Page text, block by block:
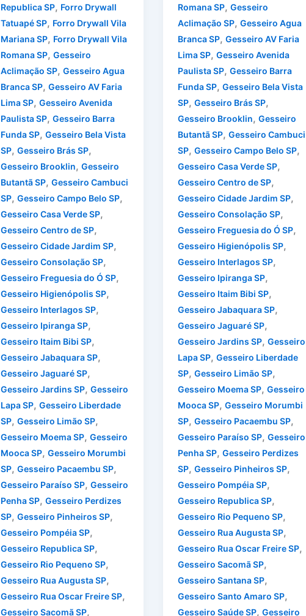
Republica SP, Forro Drywall
Tatuapé SP, Forro Drywall Vila
Mariana SP, Forro Drywall Vila
Romana SP, Gesseiro
Aclimação SP, Gesseiro Agua
Branca SP, Gesseiro AV Faria
Lima SP, Gesseiro Avenida
Paulista SP, Gesseiro Barra
Funda SP, Gesseiro Bela Vista
SP, Gesseiro Brás SP,
Gesseiro Brooklin, Gesseiro
Butantã SP, Gesseiro Cambuci
SP, Gesseiro Campo Belo SP,
Gesseiro Casa Verde SP,
Gesseiro Centro de SP,
Gesseiro Cidade Jardim SP,
Gesseiro Consolação SP,
Gesseiro Freguesia do Ó SP,
Gesseiro Higienópolis SP,
Gesseiro Interlagos SP,
Gesseiro Ipiranga SP,
Gesseiro Itaim Bibi SP,
Gesseiro Jabaquara SP,
Gesseiro Jaguaré SP,
Gesseiro Jardins SP, Gesseiro
Lapa SP, Gesseiro Liberdade
SP, Gesseiro Limão SP,
Gesseiro Moema SP, Gesseiro
Mooca SP, Gesseiro Morumbi
SP, Gesseiro Pacaembu SP,
Gesseiro Paraíso SP, Gesseiro
Penha SP, Gesseiro Perdizes
SP, Gesseiro Pinheiros SP,
Gesseiro Pompéia SP,
Gesseiro Republica SP,
Gesseiro Rio Pequeno SP,
Gesseiro Rua Augusta SP,
Gesseiro Rua Oscar Freire SP,
Gesseiro Sacomã SP,
Romana SP,Gesseiro
Aclimação SP,Gesseiro Agua
Branca SP,Gesseiro AV Faria
Lima SP,Gesseiro Avenida
Paulista SP,Gesseiro Barra
Funda SP,Gesseiro Bela Vista
SP,Gesseiro Brás SP,
Gesseiro Brooklin,Gesseiro
Butantã SP,Gesseiro Cambuci
SP,Gesseiro Campo Belo SP,
Gesseiro Casa Verde SP,
Gesseiro Centro de SP,
Gesseiro Cidade Jardim SP,
Gesseiro Consolação SP,
Gesseiro Freguesia do Ó SP,
Gesseiro Higienópolis SP,
Gesseiro Interlagos SP,
Gesseiro Ipiranga SP,
Gesseiro Itaim Bibi SP,
Gesseiro Jabaquara SP,
Gesseiro Jaguaré SP,
Gesseiro Jardins SP,Gesseiro
Lapa SP,Gesseiro Liberdade
SP,Gesseiro Limão SP,
Gesseiro Moema SP,Gesseiro
Mooca SP,Gesseiro Morumbi
SP,Gesseiro Pacaembu SP,
Gesseiro Paraíso SP,Gesseiro
Penha SP,Gesseiro Perdizes
SP,Gesseiro Pinheiros SP,
Gesseiro Pompéia SP,
Gesseiro Republica SP,
Gesseiro Rio Pequeno SP,
Gesseiro Rua Augusta SP,
Gesseiro Rua Oscar Freire SP,
Gesseiro Sacomã SP,
Gesseiro Santana SP,
Gesseiro Santo Amaro SP,
Gesseiro Saúde SP,Gesseiro